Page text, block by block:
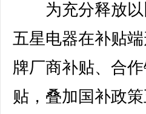
为充分释放以
五星电器在补贴
牌厂商补贴、合
贴，叠加国补政